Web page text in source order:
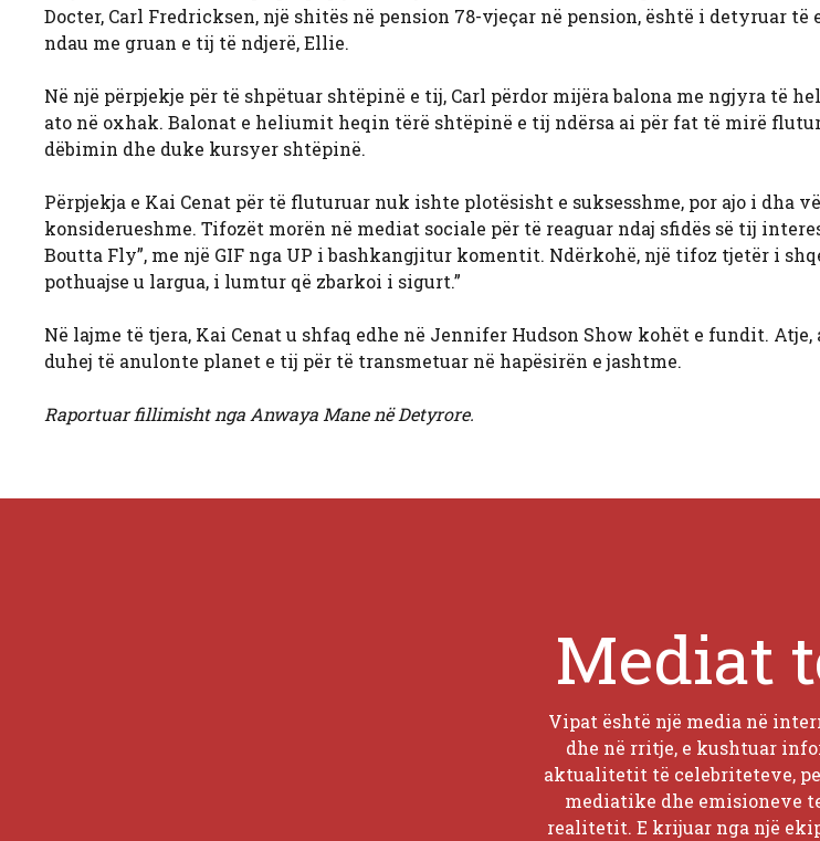
Docter, Carl Fredricksen, një shitës në pension 78-vjeçar në pension, është i detyruar të
ndau me gruan e tij të ndjerë, Ellie.
Në një përpjekje për të shpëtuar shtëpinë e tij, Carl përdor mijëra balona me ngjyra të
ato në oxhak. Balonat e heliumit heqin tërë shtëpinë e tij ndërsa ai për fat të mirë
dëbimin dhe duke kursyer shtëpinë.
Përpjekja e Kai Cenat për të fluturuar nuk ishte plotësisht e suksesshme, por ajo i dha
konsiderueshme. Tifozët morën në mediat sociale për të reaguar ndaj sfidës së tij
Boutta Fly”, me një GIF nga UP i bashkangjitur komentit. Ndërkohë, një tifoz tjetër i
pothuajse u largua, i lumtur që zbarkoi i sigurt.”
Në lajme të tjera, Kai Cenat u shfaq edhe në Jennifer Hudson Show kohët e fundit.
duhej të anulonte planet e tij për të transmetuar në hapësirën e jashtme.
Raportuar fillimisht nga Anwaya Mane në Detyrore.
Mediat
Vipat është një media në
dhe në rritje, e kushtuar
aktualitetit të celebriteteve,
mediatike dhe emisioneve
realitetit. E krijuar nga një